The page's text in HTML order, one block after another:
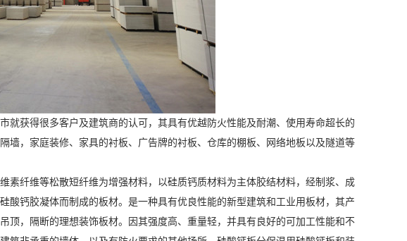
就获得很多客户及建筑商的认可，其具有优越防火性能及耐潮、使用寿命超长的
墙，家庭装修、家具的衬板、广告牌的衬板、仓库的棚板、网络地板以及隧道等
素纤维等松散短纤维为增强材料，以硅质钙质材料为主体胶结材料，经制浆、成
酸钙胶凝体而制成的板材。是一种具有优良性能的新型建筑和工业用板材，其产
顶，隔断的理想装饰板材。因其强度高、重量轻，并具有良好的可加工性能和不